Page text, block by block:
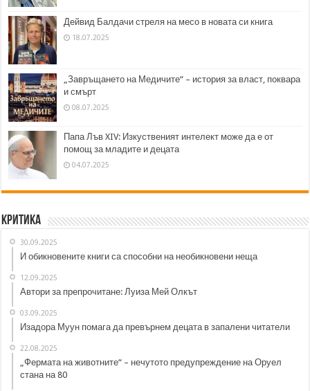
Дейвид Балдачи стреля на месо в новата си книга
18.07.2025
„Завръщането на Медичите“ – история за власт, поквара
и смърт
08.07.2025
Папа Лъв XIV: Изкуственият интелект може да е от
помощ за младите и децата
04.07.2025
Критика
30.09.2025
И обикновените книги са способни на необикновени неща
12.09.2025
Автори за препрочитане: Луиза Мей Олкът
03.09.2025
Изадора Муун помага да превърнем децата в запалени читатели
22.08.2025
„Фермата на животните“ – нечутото предупреждение на Оруел
стана на 80